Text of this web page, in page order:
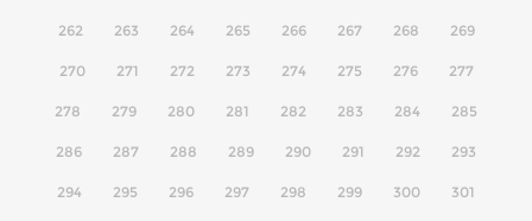
262 263 264 265 266 267 268 269
270 271 272 273 274 275 276 277
278 279 280 281 282 283 284 285
286 287 288 289 290 291 292 293
294 295 296 297 298 299 300 301